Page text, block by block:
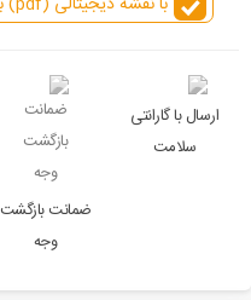
ارسال با گارانتی
سلامت
ضمانت بازگشت
وجه